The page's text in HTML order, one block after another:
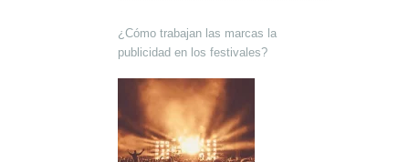
¿Cómo trabajan las marcas la
publicidad en los festivales?